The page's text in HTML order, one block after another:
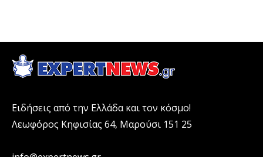
Ειδήσεις από την Ελλάδα και τον κόσμο!
Λεωφόρος Κηφισίας 64, Μαρούσι 151 25